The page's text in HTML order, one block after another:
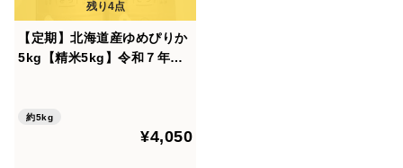
【定期】北海道産ゆめぴりか
5kg【精米5kg】令和７年産
約5kg
¥4,050